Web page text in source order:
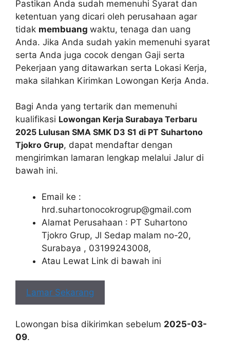
Pastikan Anda sudah memenuhi Syarat dan
ketentuan yang dicari oleh perusahaan agar
tidak membuang waktu, tenaga dan uang
Anda. Jika Anda sudah yakin memenuhi syarat
serta Anda juga cocok dengan Gaji serta
Pekerjaan yang ditawarkan serta Lokasi Kerja,
maka silahkan Kirimkan Lowongan Kerja Anda.
Bagi Anda yang tertarik dan memenuhi
kualifikasi Lowongan Kerja Surabaya Terbaru
2025 Lulusan SMA SMK D3 S1 di PT Suhartono
Tjokro Grup, dapat mendaftar dengan
mengirimkan lamaran lengkap melalui Jalur di
bawah ini.
Email ke :
hrd.suhartonocokrogrup@gmail.com
Alamat Perusahaan : PT Suhartono
Tjokro Grup, Jl Sedap malam no-20,
Surabaya , 03199243008,
Atau Lewat Link di bawah ini
Lamar Sekarang
Lowongan bisa dikirimkan sebelum 2025-03-
09.